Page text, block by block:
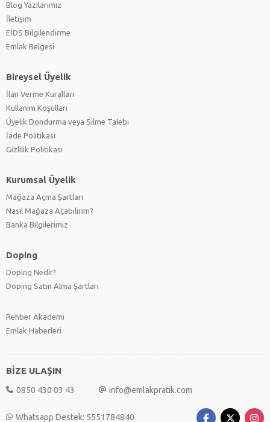
Blog Yazılarımız
İletişim
EİDS Bilgilendirme
Emlak Belgesi
Bireysel Üyelik
İlan Verme Kuralları
Kullanım Koşulları
Üyelik Dondurma veya Silme Talebi
İade Politikası
Gizlilik Politikası
Kurumsal Üyelik
Mağaza Açma Şartları
Nasıl Mağaza Açabilirim?
Banka Bilgilerimiz
Doping
Doping Nedir?
Doping Satın Alma Şartları
Rehber Akademi
Emlak Haberleri
BİZE ULAŞIN
0850 430 03 43 info@emlakpratik.com
Whatsapp Destek: 5551784840